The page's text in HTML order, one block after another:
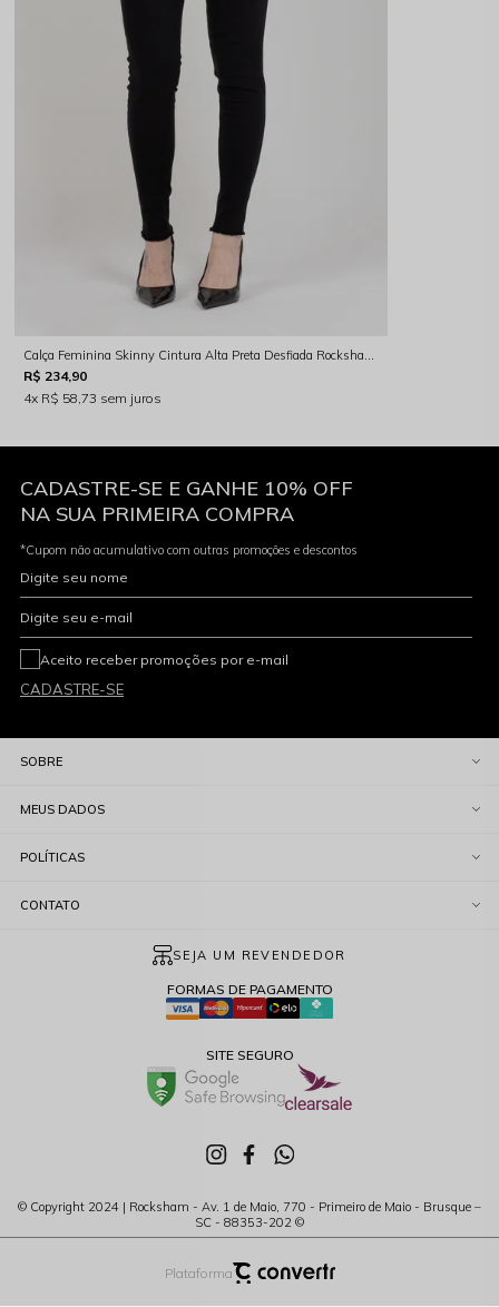
Calça Feminina Skinny Cintura Alta Preta Desfiada Rocksham - RS00020 - 20003
R$ 234,90
4x R$ 58,73 sem juros
CADASTRE-SE E GANHE 10% OFF
NA SUA PRIMEIRA COMPRA
*Cupom não acumulativo com outras promoções e descontos
Digite seu nome
Digite seu e-mail
CADASTRE-SE
Aceito receber promoções por e-mail
SOBRE
MEUS DADOS
POLÍTICAS
CONTATO
FORMAS DE PAGAMENTO
SITE SEGURO
SEJA UM REVENDEDOR
© Copyright 2024 | Rocksham - Av. 1 de Maio, 770 - Primeiro de Maio - Brusque –
SC - 88353-202 ©
Plataforma